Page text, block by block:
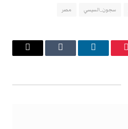
سجون_السيسي مصر
بينتيريستلينكدإن Tumblr
البريد